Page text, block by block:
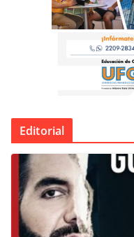
Editorial